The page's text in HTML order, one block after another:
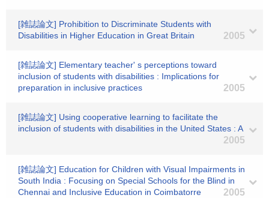
[雑誌論文] Prohibition to Discriminate Students with
Disabilities in Higher Education in Great Britain
2005
[雑誌論文] Elementary teacher' s perceptions toward
inclusion of students with disabilities : Implications for
preparation in inclusive practices
2005
[雑誌論文] Using cooperative learning to facilitate the
inclusion of students with disabilities in the United States : A
2005
[雑誌論文] Education for Children with Visual Impairments in
South India : Focusing on Special Schools for the Blind in
Chennai and Inclusive Education in Coimbatorre
2005